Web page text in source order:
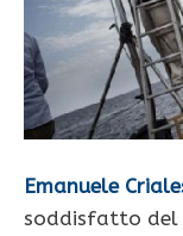
Emanuele
soddisfatto del